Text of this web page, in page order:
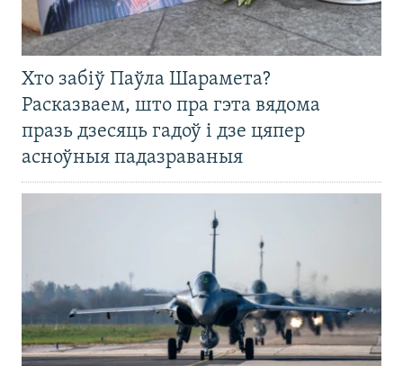
Хто забіў Паўла Шарамета?
Расказваем, што пра гэта вядома
празь дзесяць гадоў і дзе цяпер
асноўныя падазраваныя